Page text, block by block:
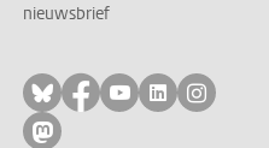
nieuwsbrief
Volg ons op bluesky
Volg ons op
Volg ons op
Volg ons
Volg
Volg ons op mastodon